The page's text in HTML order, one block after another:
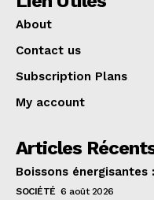
About
Contact us
Subscription Plans
My account
Articles
Boissons
SOCIÉTÉ 6 août 2026